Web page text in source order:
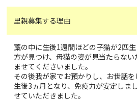
里親募集する理由
藁の中に生後1週間ほどの子猫が2匹
方が見つけ、母猫の姿が見当たらな
ませてくださいました。
その後我が家でお預かりし、お世話を
生後3ヵ月となり、免疫力が安定しま
せていただきました。